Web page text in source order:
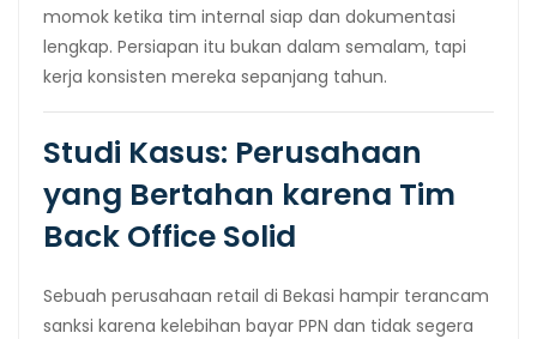
momok ketika tim internal siap dan dokumentasi
lengkap. Persiapan itu bukan dalam semalam, tapi
kerja konsisten mereka sepanjang tahun.
Studi Kasus: Perusahaan
yang Bertahan karena Tim
Back Office Solid
Sebuah perusahaan retail di Bekasi hampir terancam
sanksi karena kelebihan bayar PPN dan tidak segera